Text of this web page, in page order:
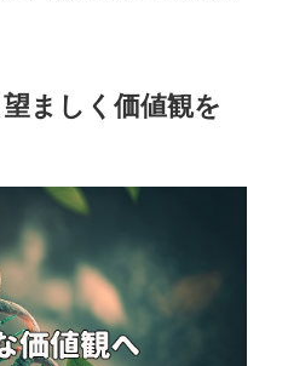
ましく価値観を